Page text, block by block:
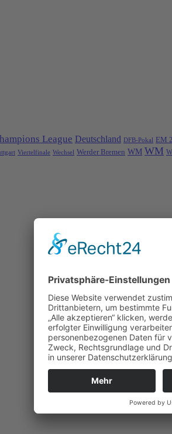
League Deutschland DFB-Pokal EM
Viertelfinale Wechsel Werder Bremen WM WM